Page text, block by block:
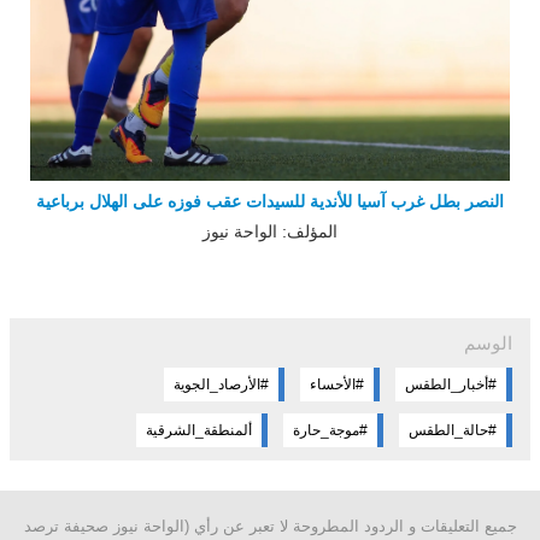
النصر بطل غرب آسيا للأندية للسيدات عقب فوزه على الهلال برباعية
المؤلف: الواحة نيوز
الوسم
#أخبار_الطقس #الأرصاد_الجوية
#حالة_الطقس #موجة_حارة ألمنطقة_الشرقية
جميع التعليقات و الردود المطروحة لا تعبر عن رأي (الواحة نيوز صحيفة ترصد